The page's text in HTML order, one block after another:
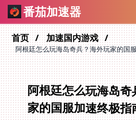
番茄加速器
首页 加速国内游戏
阿根廷怎么玩海岛奇兵？海外玩家的国
阿根廷怎么玩海岛
家的国服加速终极指